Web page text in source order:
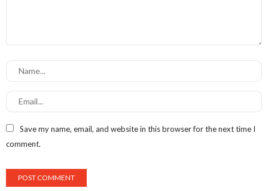
Save my name, email, and website in this browser for the next time I
comment.